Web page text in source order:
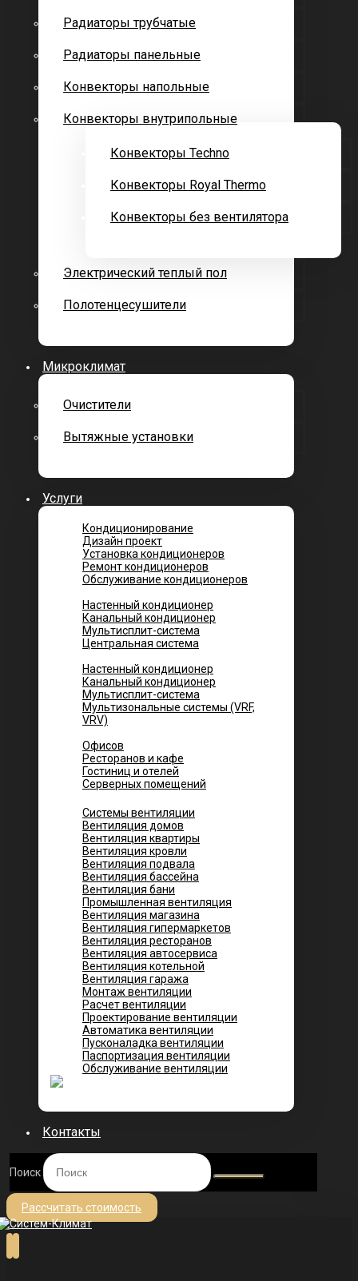
Радиаторы трубчатые
Радиаторы панельные
Конвекторы напольные
Конвекторы внутрипольные
Конвекторы Techno
Конвекторы Royal Thermo
Конвекторы без вентилятора
Электрический теплый пол
Полотенцесушители
Микроклимат
Очистители
Вытяжные установки
Услуги
Кондиционирование
Дизайн проект
Установка кондиционеров
Ремонт кондиционеров
Обслуживание кондиционеров
Настенный кондиционер
Канальный кондиционер
Мультисплит-система
Центральная система
Настенный кондиционер
Канальный кондиционер
Мультисплит-система
Мультизональные системы (VRF,
VRV)
Офисов
Ресторанов и кафе
Гостиниц и отелей
Серверных помещений
Системы вентиляции
Вентиляция домов
Вентиляция квартиры
Вентиляция кровли
Вентиляция подвала
Вентиляция бассейна
Вентиляция бани
Промышленная вентиляция
Вентиляция магазина
Вентиляция гипермаркетов
Вентиляция ресторанов
Вентиляция автосервиса
Вентиляция котельной
Вентиляция гаража
Монтаж вентиляции
Расчет вентиляции
Проектирование вентиляции
Автоматика вентиляции
Пусконаладка вентиляции
Паспортизация вентиляции
Обслуживание вентиляции
Контакты
Поиск
Рассчитать стоимость